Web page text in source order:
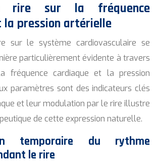
rire sur la fréquence
la pression artérielle
sur le système cardiovasculaire se
particulièrement évidente à travers
fréquence cardiaque et la pression
paramètres sont des indicateurs clés
et leur modulation par le rire illustre
de cette expression naturelle.
temporaire du rythme
le rire